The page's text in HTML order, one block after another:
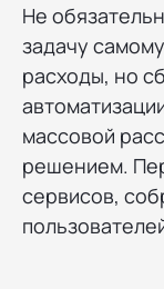
Не
задачу
расходы, но
массовой
решением.
сервисов,